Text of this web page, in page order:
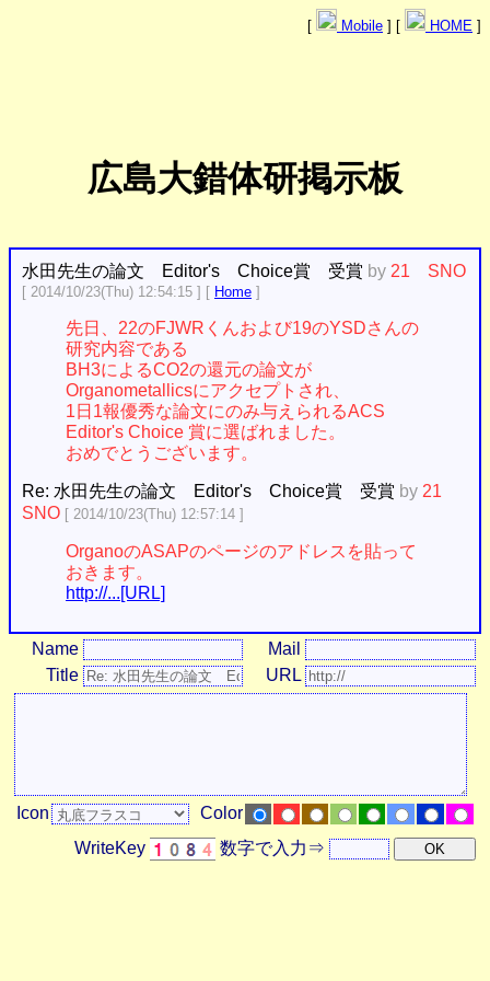
[ Mobile ] [ HOME ]
広島大錯体研掲示板
水田先生の論文 Editor's Choice賞 受賞 by 21 SNO
[ 2014/10/23(Thu) 12:54:15 ] [ Home ]
先日、22のFJWRくんおよび19のYSDさんの
研究内容である
BH3によるCO2の還元の論文が
Organometallicsにアクセプトされ、
1日1報優秀な論文にのみ与えられるACS
Editor's Choice 賞に選ばれました。
おめでとうございます。
Re: 水田先生の論文 Editor's Choice賞 受賞 by 21
SNO [ 2014/10/23(Thu) 12:57:14 ]
OrganoのASAPのページのアドレスを貼って
おきます。
http://...[URL]
Name
Mail
Title
URL
Icon
Color
WriteKey
数字で入力⇒